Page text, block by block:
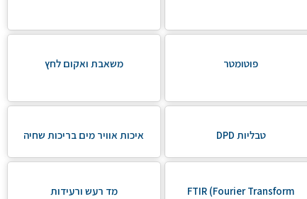
פוטומטר משאבת ואקום לחץ
טבליות DPD איכות אוויר מים בריכות שחיה
FTIR (Fourier Transform
מד רעש ורעידות